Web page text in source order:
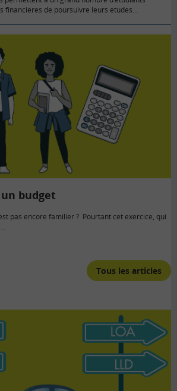
financières de poursuivre leurs études…
budget
pas encore familier ? Pourtant cet exercice, qui
Tous les articles